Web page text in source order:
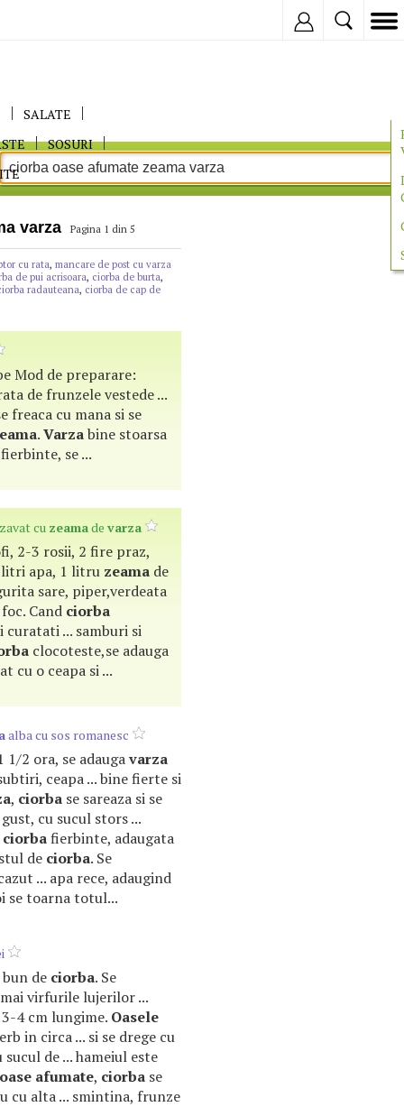
SALATE
SOSURI
varza Pagina 1 din 5
cu rata, mancare de post cu varza
de pui acrisoara, ciorba de burta,
radauteana, ciorba de cap de
Mod de preparare:
de frunzele vestede ...
freaca cu mana si se
.Varzabine stoarsa
se ...
cu zeamade varza
2-3 rosii, 2 fire praz,
litri apa, 1 litru zeama de
sare, piper,verdeata
Cand ciorba
curatati ... samburi si
clocoteste,se adauga
cu o ceapa si ...
alba cu sos romanesc
1/2 ora, se adaugavarza
ceapa ... bine fierte si
, ciorba se sareaza si se
cu sucul stors ...
ciorbafierbinte, adaugata
de ciorba. Se
... apa rece, adaugind
se toarna totul...
de ciorba. Se
virfurile lujerilor ...
4 cm lungime. Oasele
in circa ... si se drege cu
de ... hameiul este
oase afumate, ciorba se
cu alta ... smintina, frunze